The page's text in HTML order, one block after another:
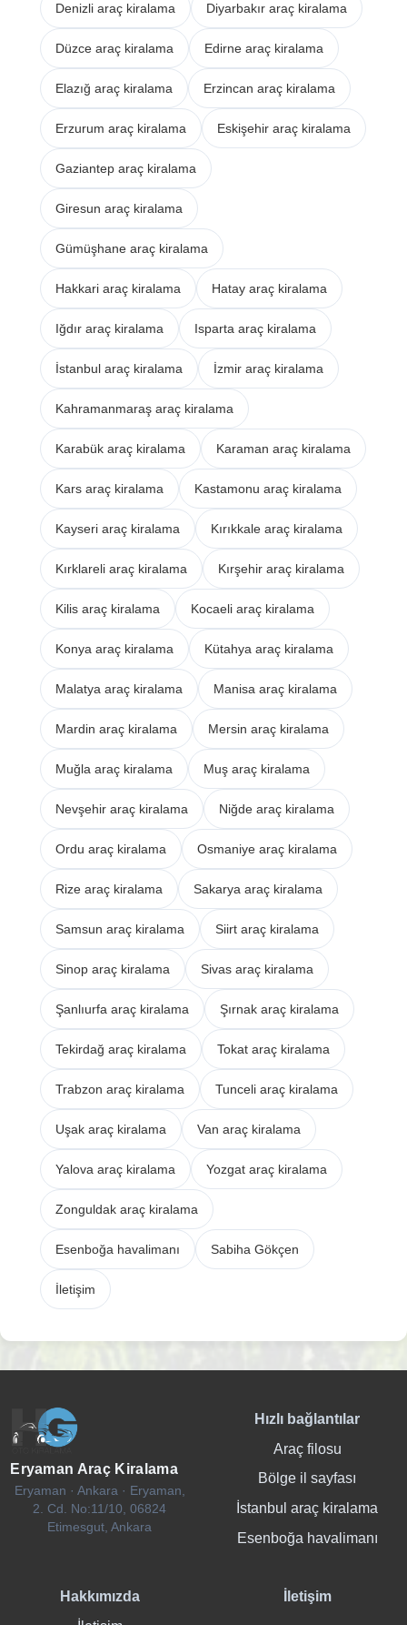
Denizli araç kiralama Diyarbakır araç kiralama
Düzce araç kiralama Edirne araç kiralama
Elazığ araç kiralama Erzincan araç kiralama
Erzurum araç kiralama Eskişehir araç kiralama
Gaziantep araç kiralama
Giresun araç kiralama
Gümüşhane araç kiralama
Hakkari araç kiralama Hatay araç kiralama
Iğdır araç kiralama Isparta araç kiralama
İstanbul araç kiralama İzmir araç kiralama
Kahramanmaraş araç kiralama
Karabük araç kiralama Karaman araç kiralama
Kars araç kiralama Kastamonu araç kiralama
Kayseri araç kiralama Kırıkkale araç kiralama
Kırklareli araç kiralama Kırşehir araç kiralama
Kilis araç kiralama Kocaeli araç kiralama
Konya araç kiralama Kütahya araç kiralama
Malatya araç kiralama Manisa araç kiralama
Mardin araç kiralama Mersin araç kiralama
Muğla araç kiralama Muş araç kiralama
Nevşehir araç kiralama Niğde araç kiralama
Ordu araç kiralama Osmaniye araç kiralama
Rize araç kiralama Sakarya araç kiralama
Samsun araç kiralama Siirt araç kiralama
Sinop araç kiralama Sivas araç kiralama
Şanlıurfa araç kiralama Şırnak araç kiralama
Tekirdağ araç kiralama Tokat araç kiralama
Trabzon araç kiralama Tunceli araç kiralama
Uşak araç kiralama Van araç kiralama
Yalova araç kiralama Yozgat araç kiralama
Zonguldak araç kiralama
Esenboğa havalimanı Sabiha Gökçen
İletişim
Eryaman Araç Kiralama
Eryaman · Ankara · Eryaman,
2. Cd. No:11/10, 06824
Etimesgut, Ankara
Hızlı bağlantılar
Araç filosu
Bölge il sayfası
İstanbul araç kiralama
Esenboğa havalimanı
Hakkımızda
İletişim